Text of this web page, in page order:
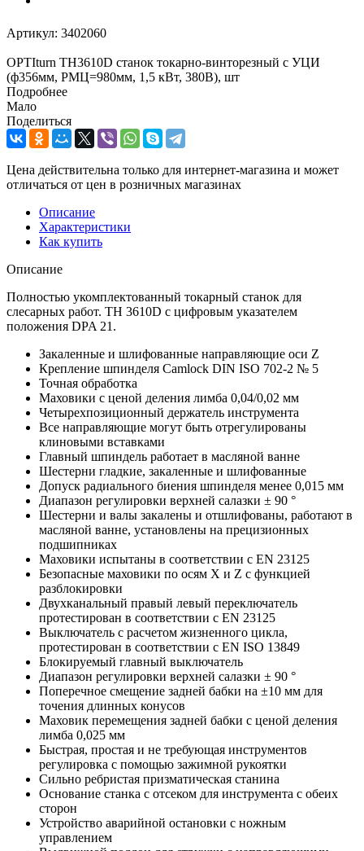
Артикул: 3402060
OPTIturn TH3610D станок токарно-винторезный с УЦИ
(ф356мм, РМЦ=980мм, 1,5 кВт, 380В), шт
Подробнее
Мало
Поделиться
Цена действительна только для интернет-магазина и может
отличаться от цен в розничных магазинах
Описание
Характеристики
Как купить
Описание
Полностью укомплектованный токарный станок для
слесарных работ. TH 3610D с цифровым указателем
положения DPA 21.
Закаленные и шлифованные направляющие оси Z
Крепление шпинделя Camlock DIN ISO 702-2 № 5
Точная обработка
Маховики с ценой деления лимба 0,04/0,02 мм
Четырехпозиционный держатель инструмента
Все направляющие могут быть отрегулированы
клиновыми вставками
Главный шпиндель работает в масляной ванне
Шестерни гладкие, закаленные и шлифованные
Допуск радиального биения шпинделя менее 0,015 мм
Диапазон регулировки верхней салазки ± 90 °
Шестерни и валы закалены и отшлифованы, работают в
масляной ванне, установлены на прецизионных
подшипниках
Маховики испытаны в соответствии с EN 23125
Безопасные маховики по осям X и Z с функцией
разблокировки
Двухканальный правый левый переключатель
протестирован в соответствии с EN 23125
Выключатель с расчетом жизненного цикла,
протестирован в соответствии с EN ISO 13849
Блокируемый главный выключатель
Диапазон регулировки верхней салазки ± 90 °
Поперечное смещение задней бабки на ±10 мм для
точения длинных конусов
Маховик перемещения задней бабки с ценой деления
лимба 0,025 мм
Быстрая, простая и не требующая инструментов
регулировка с помощью зажимной рукоятки
Сильно ребристая призматическая станина
Основание станка с отсеком для инструмента с обеих
сторон
Устройство аварийной остановки с ножным
управлением